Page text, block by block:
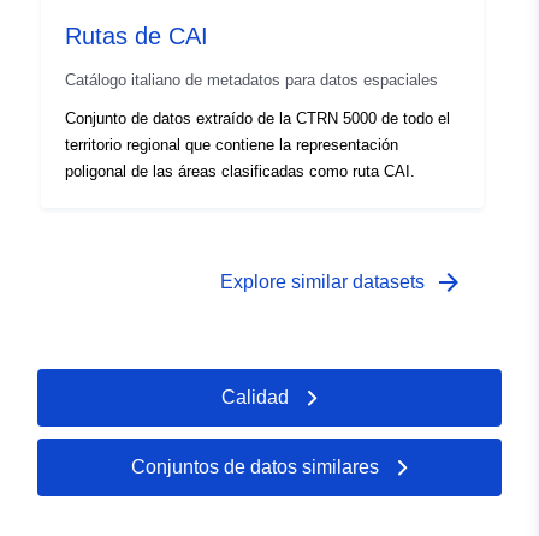
Rutas de CAI
Catálogo italiano de metadatos para datos espaciales
Conjunto de datos extraído de la CTRN 5000 de todo el
territorio regional que contiene la representación
poligonal de las áreas clasificadas como ruta CAI.
Explore similar datasets arrow_forward
Calidad
Conjuntos de datos similares